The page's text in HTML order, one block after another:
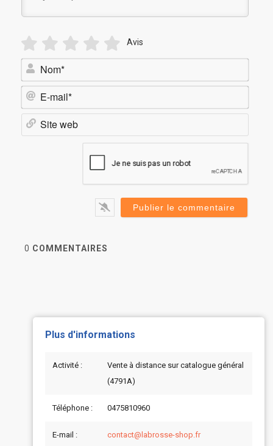
Avis
Nom*
E-
0 COMMENTAIRES
Plus d'informations
Activité :
Vente à distance sur catalogue général
(4791A)
Téléphone : 0475810960
E-mail : contact@labrosse-shop.fr